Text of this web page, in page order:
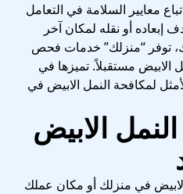
معايير السلامة في التعامل
إبعاده أو نقله لمكان آخر
توفر “منزلك” خدمات فحص
الابيض مستقبلاً. تميزها في
لمكافحة النمل الابيض في
الابيض
في منزلك أو مكان عملك